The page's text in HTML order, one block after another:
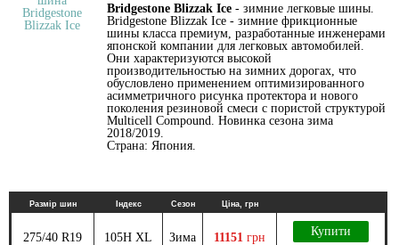
Bridgestone Blizzak Ice - зимние легковые шины.
Bridgestone Blizzak Ice - зимние фрикционные
шины класса премиум, разработанные инженерами
японской компании для легковых автомобилей.
Они характеризуются высокой
производительностью на зимних дорогах, что
обусловлено применением оптимизированного
асимметричного рисунка протектора и нового
поколения резиновой смеси с пористой структурой
Multicell Compound. Новинка сезона зима
2018/2019.
Страна: Япония.
Размір шин Індекс Сезон Ціна, грн
275/40 R19 105H XL Зима 11151 грн Купити